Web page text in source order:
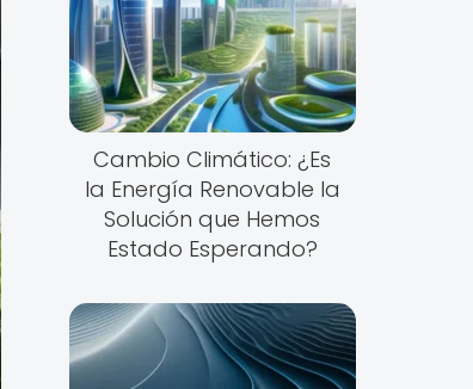
Cambio Climático: ¿Es
la Energía Renovable la
Solución que Hemos
Estado Esperando?